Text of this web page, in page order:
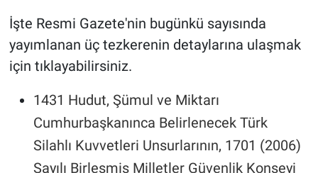
İşte Resmi Gazete'nin bugünkü sayısında
yayımlanan üç tezkerenin detaylarına ulaşmak
için tıklayabilirsiniz.
1431 Hudut, Şümul ve Miktarı
Cumhurbaşkanınca Belirlenecek Türk
Silahlı Kuvvetleri Unsurlarının, 1701 (2006)
Sayılı Birleşmiş Milletler Güvenlik Konseyi